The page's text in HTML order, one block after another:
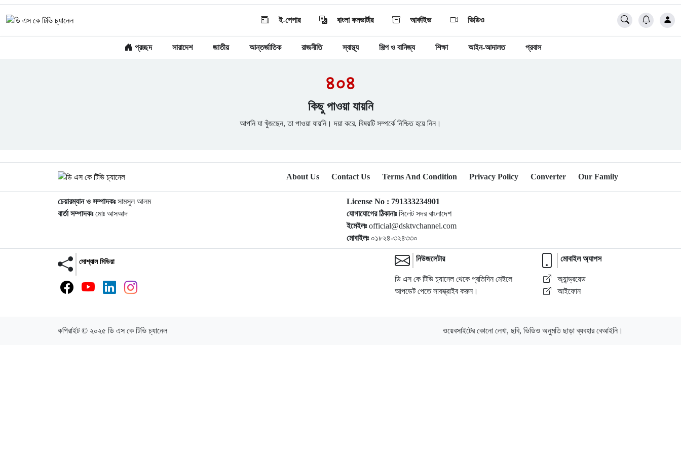
ই-পেপার বাংলা কনভার্টার আর্কাইভ ভিডিও
প্রচ্ছদ সারাদেশ জাতীয় আন্তর্জাতিক রাজনীতি স্বাস্থ্য শিল্প ও বানিজ্য শিক্ষা আইন-আদালত প্রবাস
৪০৪
কিছু পাওয়া যায়নি
আপনি যা খুঁজছেন, তা পাওয়া যায়নি। দয়া করে, বিষয়টি সম্পর্কে নিশ্চিত হয়ে নিন।
About Us Contact Us Terms And Condition Privacy Policy Converter Our Family
চেয়ারম্যান ও সম্পাদকঃসামসুল আলম
বার্তা সম্পাদকঃমোঃ আসআদ
License No : 791333234901
যোগাযোগের ঠিকানাঃসিলেট সদর বাংলাদেশ
ইমেইলঃofficial@dsktvchannel.com
মোবাইলঃ০১৮২৪-৩২৪৩৩০
সোশ্যাল মিডিয়া নিউজলেটার
ডি এস কে টিভি চ্যানেল থেকে প্রতিদিন মেইলে
আপডেট পেতে সাবস্ক্রাইব করুন।
মোবাইল অ্যাপস
অ্যান্ড্রয়েড
আইফোন
কপিরাইট © ২০২৫ ডি এস কে টিভি চ্যানেল ওয়েবসাইটের কোনো লেখা, ছবি, ভিডিও অনুমতি ছাড়া ব্যবহার বেআইনি।